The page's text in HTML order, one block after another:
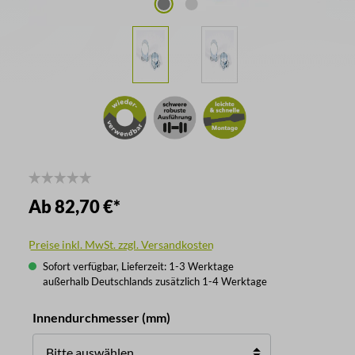
Ab82,70 €*
Preise inkl. MwSt. zzgl. Versandkosten
Sofort verfügbar, Lieferzeit: 1-3 Werktage
außerhalb Deutschlands zusätzlich 1-4 Werktage
Innendurchmesser (mm)